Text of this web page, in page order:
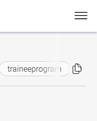
traineeprogram